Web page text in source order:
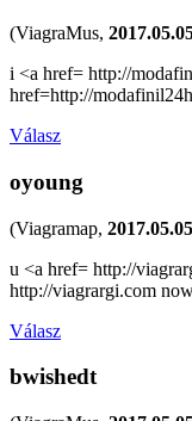
(ViagraMus,
i <a href= http://
href=http://
Válasz
oyoung
(Viagramap, 2017.05.05
u <a href= http://
http://viagrargi.com
Válasz
bwishedt